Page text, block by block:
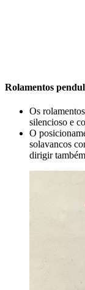
Rolamentos
Os
silencioso e
O
solavancos
dirigir